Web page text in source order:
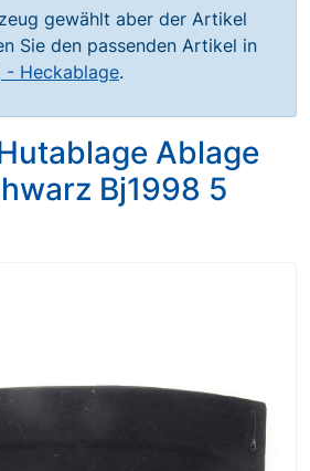
gewählt aber der Artikel
Sie den passenden Artikel in
- Heckablage.
Ablage
Bj1998 5